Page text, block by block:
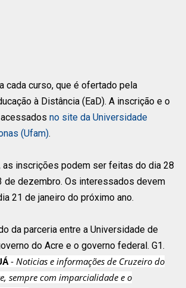
cada curso, que é ofertado pela
à Distância (EaD). A inscrição e o
no site da Universidade
(Ufam).
as inscrições podem ser feitas do dia 28
de dezembro. Os interessados devem
21 de janeiro do próximo ano.
da parceria entre a Universidade de
do Acre e o governo federal. G1.
- Noticias e informações de Cruzeiro do
sempre com imparcialidade e o